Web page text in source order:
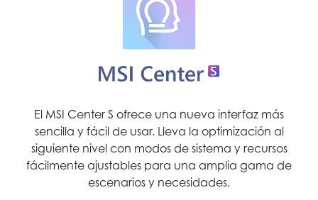
El MSI Center S ofrece una nueva interfaz más
sencilla y fácil de usar. Lleva la optimización al
siguiente nivel con modos de sistema y recursos
fácilmente ajustables para una amplia gama de
escenarios y necesidades.